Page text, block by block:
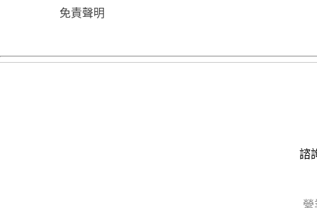
免責聲明
諮
營